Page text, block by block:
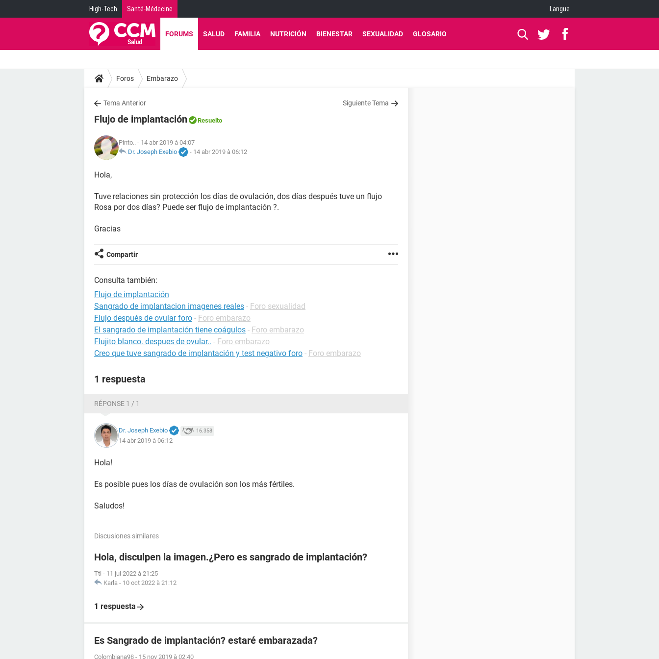
High-Tech Santé-Médecine Langue
FORUMS SALUD FAMILIA NUTRICIÓN BIENESTAR SEXUALIDAD GLOSARIO
Foros Embarazo
Tema Anterior Siguiente Tema
Flujo de implantación Resuelto
Pinto.. - 14 abr 2019 à 04:07
Dr. Joseph Exebio
- 14 abr 2019 à 06:12
Hola,
Tuve relaciones sin protección los días de ovulación, dos días después tuve un flujo
Rosa por dos días? Puede ser flujo de implantación ?.
Gracias
Compartir
Consulta también:
Flujo de implantación
Sangrado de implantacion imagenes reales - Foro sexualidad
Flujo después de ovular foro - Foro embarazo
El sangrado de implantación tiene coágulos - Foro embarazo
Flujito blanco. despues de ovular.. - Foro embarazo
Creo que tuve sangrado de implantación y test negativo foro - Foro embarazo
1 respuesta
RÉPONSE 1 / 1
Dr. Joseph Exebio 16.358
14 abr 2019 à 06:12
Hola!
Es posible pues los días de ovulación son los más fértiles.
Saludos!
Discusiones similares
Hola, disculpen la imagen.¿Pero es sangrado de implantación?
Ttl - 11 jul 2022 à 21:25
Karla - 10 oct 2022 à 21:12
1 respuesta
Es Sangrado de implantación? estaré embarazada?
Colombiana98 - 15 nov 2019 à 02:40